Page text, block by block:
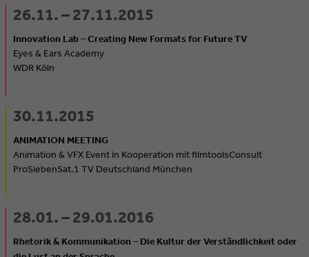
26.11. – 27.11.2015
Innovation Lab – Creating New Formats for Future TV
Eyes & Ears Academy
WDR Köln
30.11.2015
ANIMATION MEETING
Animation & VFX Event in Kooperation mit filmtoolsConsult
ProSiebenSat.1 TV Deutschland München
28.01. – 29.01.2016
Rhetorik & Kommunikation – Die Kultur der Verständlichkeit oder